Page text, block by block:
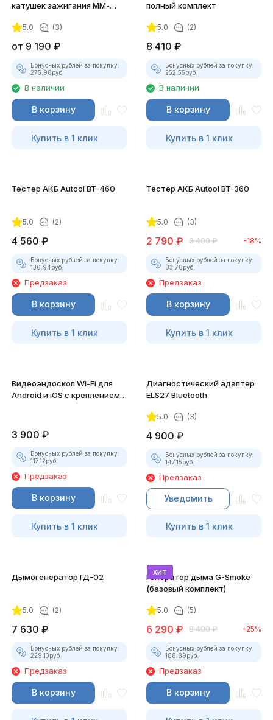
катушек зажигания ММ-
комплект)
5.0 (3)
от 9 190 ₽
Бонусных рублей за покупку:
275.98руб.
В наличии
В корзину
Купить в 1 клик
полный комплект
5.0 (2)
8 410 ₽
Бонусных рублей за покупку:
252.55руб.
В наличии
В корзину
Купить в 1 клик
Тестер АКБ Autool BT-460
5.0 (2)
4 560 ₽
Бонусных рублей за покупку:
136.94руб.
Предзаказ
В корзину
Купить в 1 клик
Тестер АКБ Autool BT-360
5.0 (3)
2 790 ₽ 3 400 ₽ -18%
Бонусных рублей за покупку:
83.78руб.
Предзаказ
В корзину
Купить в 1 клик
Видеоэндоскоп Wi-Fi для
Android и iOS с креплением
3 900 ₽
Бонусных рублей за покупку:
117.12руб.
Предзаказ
В корзину
Купить в 1 клик
Диагностический адаптер
ELS27 Bluetooth
5.0 (3)
4 900 ₽
Бонусных рублей за покупку:
147.15руб.
Предзаказ
Уведомить
Купить в 1 клик
Дымогенератор ГД-02
5.0 (2)
7 630 ₽
Бонусных рублей за покупку:
229.13руб.
Предзаказ
В корзину
хит
Генератор дыма G-Smoke
(базовый комплект)
5.0 (5)
6 290 ₽ 8 400 ₽ -25%
Бонусных рублей за покупку:
188.89руб.
Предзаказ
В корзину